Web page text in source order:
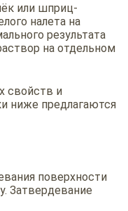
или шприц-
налета на
результата
на отдельном
свойств и
ниже предлагаются
поверхности
Затвердевание